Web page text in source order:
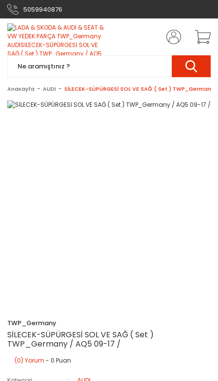
5059940876
Anasayfa AUDI SİLECEK-SÜPÜRGESİ SOL VE SAĞ ( Set )
TWP_Germany
SİLECEK-SÜPÜRGESİ SOL VE SAĞ ( Set )
TWP_Germany / AQ5 09-17 /
(0) Yorum - 0 Puan